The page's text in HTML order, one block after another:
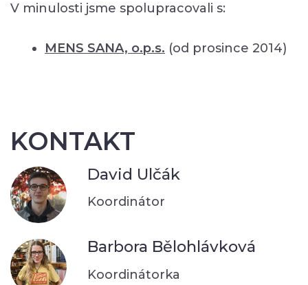
V minulosti jsme spolupracovali s:
MENS SANA, o.p.s. (od prosince 2014)
KONTAKT
David Ulčák
Koordinátor
Barbora Bělohlávková
Koordinátorka